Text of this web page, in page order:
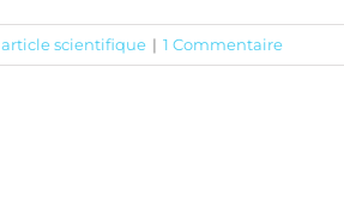
article scientifique | 1 Commentaire